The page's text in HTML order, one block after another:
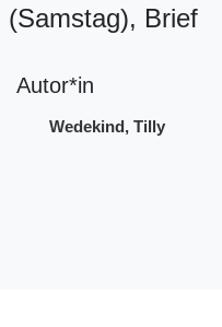
(Samstag), Brief
Autor*in
Wedekind, Tilly